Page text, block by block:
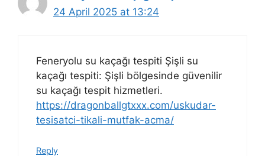
24 April 2025 at 13:24
Feneryolu su kaçağı tespiti Şişli su
kaçağı tespiti: Şişli bölgesinde güvenilir
su kaçağı tespit hizmetleri.
https://dragonballgtxxx.com/uskudar-
tesisatci-tikali-mutfak-acma/
Reply